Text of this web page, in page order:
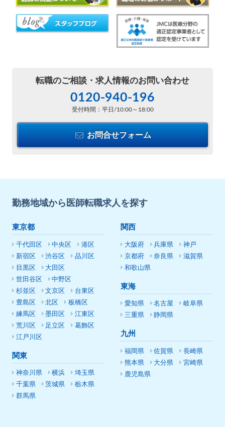
転職のご相談・ 求人情報のお問い合わせ
0120-940-196
受付時間：平日/10:00～18:00
お問合せフォーム
勤務地域から医師転職求人を探す
東京都
千代田区 中央区
港区
新宿区
渋谷区
品川区
目黒区
大田区
世田谷区
中野区
杉並区
文京区
台東区
豊島区
北区
板橋区
練馬区
墨田区
江東区
荒川区
足立区
葛飾区
江戸川区
関東
神奈川県 横浜
埼玉県
千葉県
茨城県
栃木県
群馬県
関西
大阪府 兵庫県
神戸
京都府
奈良県
滋賀県
和歌山県
東海
愛知県 名古屋
岐阜県
三重県
静岡県
九州
福岡県 佐賀県
長崎県
熊本県
大分県
宮崎県
鹿児島県